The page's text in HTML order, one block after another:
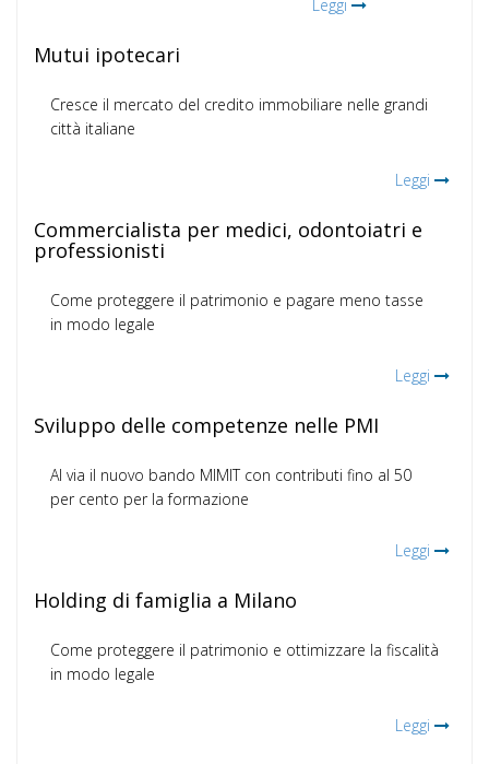
Leggi
Mutui ipotecari
Cresce il mercato del credito immobiliare nelle grandi
città italiane
Leggi
Commercialista per medici, odontoiatri e
professionisti
Come proteggere il patrimonio e pagare meno tasse
in modo legale
Leggi
Sviluppo delle competenze nelle PMI
Al via il nuovo bando MIMIT con contributi fino al 50
per cento per la formazione
Leggi
Holding di famiglia a Milano
Come proteggere il patrimonio e ottimizzare la fiscalità
in modo legale
Leggi